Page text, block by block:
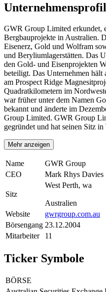
Unternehmensprofil
GWR Group Limited erkundet,
Bergbauprojekte in Australien.
Eisenerz, Gold und Wolfram
und Beryliumlagerstätten. Das
den Gold- und Eisenprojekten
beteiligt. Das Unternehmen
am Prospect Ridge
Quadratkilometern im
war früher unter dem Namen
bekannt und änderte im
Group Limited. GWR Group
gegründet und hat seinen Sitz
Mehr anzeigen
Name
GWR Group
CEO
Mark Rhys Davies
Sitz
West Perth, wa
Australien
Website
gwrgroup.com.au
Börsengang 23.12.2004
Mitarbeiter
11
Ticker Symbole
BÖRSE